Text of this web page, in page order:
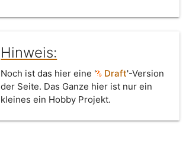
Hinweis:
Noch ist das hier eine ' Draft'-Version
der Seite. Das Ganze hier ist nur ein
kleines ein Hobby Projekt.